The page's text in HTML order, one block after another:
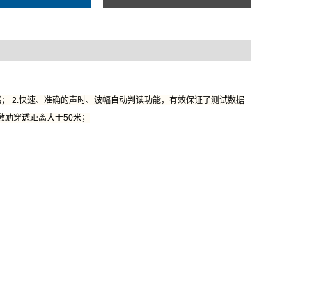
2.快速、准确的声时、波幅自动判读功能，有效保证了测试数据
穿透距离大于50米；